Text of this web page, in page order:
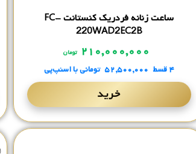
ساعت زنانه فردریک کنستانت FC-
220WAD2EC2B
۲۱۰,۰۰۰,۰۰۰ تومان
۴ قسط ۵۲,۵۰۰,۰۰۰ تومانیبا اسنپ‌پی
خرید